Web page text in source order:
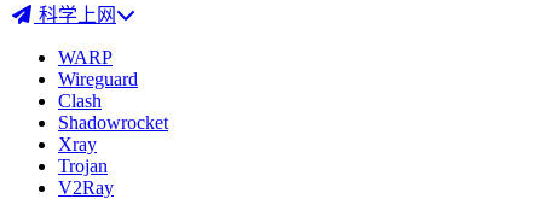
科学上网
WARP
Wireguard
Clash
Shadowrocket
Xray
Trojan
V2Ray